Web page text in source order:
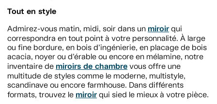
Tout en style
Admirez-vous matin, midi, soir dans un miroir qui
correspondra en tout point à votre personnalité. À large
ou fine bordure, en bois d’ingénierie, en placage de bois
acacia, noyer ou d’érable ou encore en mélamine, notre
inventaire de miroirs de chambre vous offre une
multitude de styles comme le moderne, multistyle,
scandinave ou encore farmhouse. Dans différents
formats, trouvez le miroir qui sied le mieux à votre pièce.